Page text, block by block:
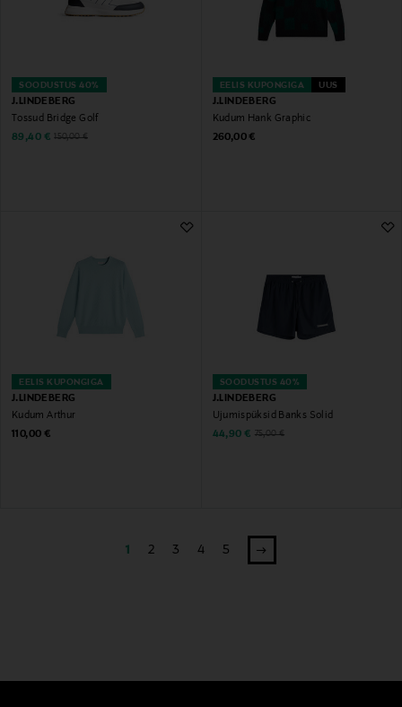
SOODUSTUS 40%
J.LINDEBERG
Tossud Bridge Golf
Discounted Price
89,40 € Original Price
150,00 €
EELIS KUPONGIGA UUS
J.LINDEBERG
Kudum Hank Graphic
Original Price
260,00 €
EELIS KUPONGIGA
J.LINDEBERG
Kudum Arthur
Original Price
110,00 €
SOODUSTUS 40%
J.LINDEBERG
Ujumispüksid Banks Solid
Discounted Price
44,90 € Original Price
75,00 €
1 2 3 4 5